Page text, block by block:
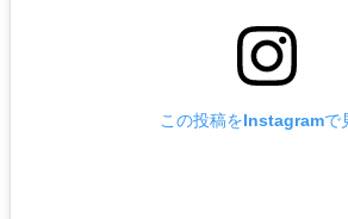
この投稿をInstagramで